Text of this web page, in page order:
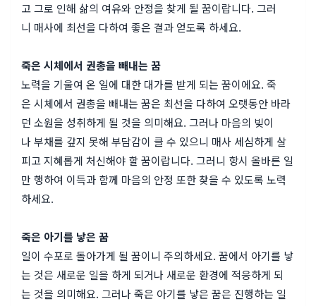
고 그로 인해 삶의 여유와 안정을 찾게 될 꿈이랍니다. 그러
니 매사에 최선을 다하여 좋은 결과 얻도록 하세요.
죽은 시체에서 권총을 빼내는 꿈
노력을 기울여 온 일에 대한 대가를 받게 되는 꿈이에요. 죽
은 시체에서 권총을 빼내는 꿈은 최선을 다하여 오랫동안 바라
던 소원을 성취하게 될 것을 의미해요. 그러나 마음의 빚이
나 부채를 갚지 못해 부담감이 클 수 있으니 매사 세심하게 살
피고 지혜롭게 처신해야 할 꿈이랍니다. 그러니 항시 올바른 일
만 행하여 이득과 함께 마음의 안정 또한 찾을 수 있도록 노력
하세요.
죽은 아기를 낳은 꿈
일이 수포로 돌아가게 될 꿈이니 주의하세요. 꿈에서 아기를 낳
는 것은 새로운 일을 하게 되거나 새로운 환경에 적응하게 되
는 것을 의미해요. 그러나 죽은 아기를 낳은 꿈은 진행하는 일